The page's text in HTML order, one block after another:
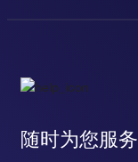
随时为您服务